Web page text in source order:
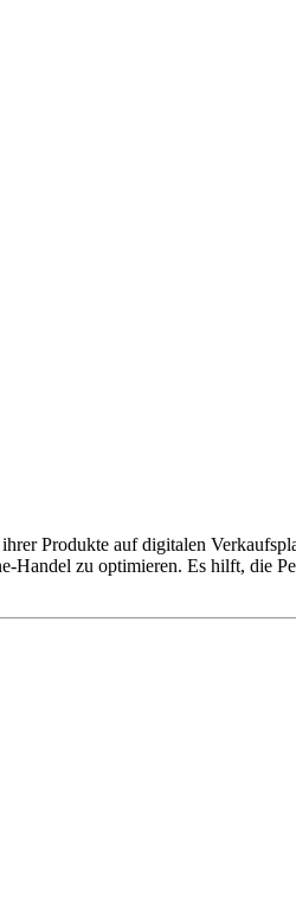
Produkte auf digitalen
zu optimieren. Es hilft, die